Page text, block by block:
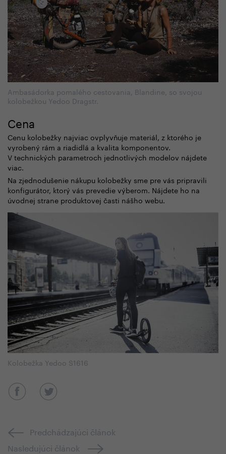
Ambasádorka pomalého cestovania, Blandine, so svojou
kolobežkou Yedoo Dragstr.
Cena
Cenu kolobežky najviac ovplyvňuje materiál, z ktorého je
vyrobený rám a riadidlá a kvalita komponentov.
V technických parametroch jednotlivých modelov nájdete
viac.
Na zjednodušenie nákupu kolobežky sme pre vás pripravili
konfigurátor, ktorý vás prevedie výberom. Nájdete ho na
úvodnej strane produktovej časti nášho webu.
Kolobežka Yedoo S1616
Predchádzajúci článok
Nasledujúci článok